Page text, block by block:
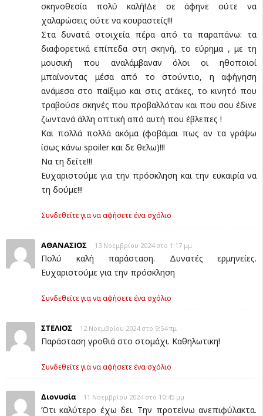
σκηνοθεσία πολύ καλή!Δε σε άφηνε ούτε να
χαλαρώσεις ούτε να κουραστείς!!!
Στα δυνατά στοιχεία πέρα από τα παραπάνω: τα
διαφορετικά επίπεδα στη σκηνή, το εύρημα , με τη
μουσική που αναλάμβαναν όλοι οι ηθοποιοί
μπαίνοντας μέσα από το στούντιο, η αφήγηση
ανάμεσα στο παίξιμο και στις ατάκες, το κινητό που
τραβούσε σκηνές που προβαλλόταν και που σου έδινε
ζωντανά άλλη οπτική από αυτή που έβλεπες !
Και πολλά πολλά ακόμα (φοβάμαι πως αν τα γράψω
ίσως κάνω spoiler και δε θελω)!!!
Να τη δείτε!!!
Ευχαριστούμε για την πρόσκληση και την ευκαιρία να
τη δούμε!!!
Συνδεθείτε για να αφήσετε ένα σχόλιο
ΑΘΑΝΑΣΙΟΣ 13 Νοεμβρίου 2024 στο 1:17 μμ
Πολύ καλή παράσταση. Δυνατές ερμηνείες.
Ευχαριστούμε για την πρόσκληση
Συνδεθείτε για να αφήσετε ένα σχόλιο
ΣΤΕΛΙΟΣ 12 Νοεμβρίου 2024 στο 9:54 πμ
Παράσταση γροθιά στο στομάχι. Καθηλωτικη!
Συνδεθείτε για να αφήσετε ένα σχόλιο
Διονυσία 11 Νοεμβρίου 2024 στο 10:45 μμ
Ότι καλύτερο έχω δει. Την προτείνω ανεπιφύλακτα.